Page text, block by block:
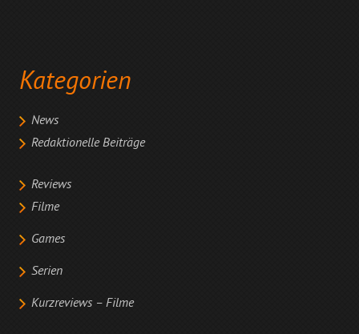
Kategorien
News
Redaktionelle Beiträge
Reviews
Filme
Games
Serien
Kurzreviews – Filme